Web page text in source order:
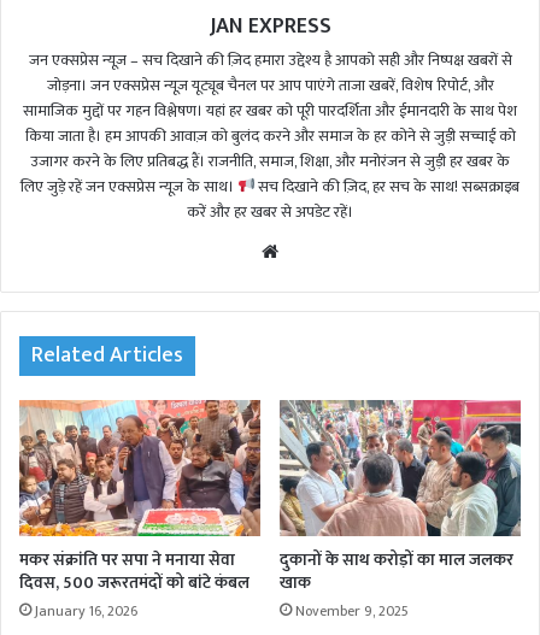
JAN EXPRESS
जन एक्सप्रेस न्यूज़ – सच दिखाने की ज़िद हमारा उद्देश्य है आपको सही और निष्पक्ष खबरों से
जोड़ना। जन एक्सप्रेस न्यूज़ यूट्यूब चैनल पर आप पाएंगे ताजा खबरें, विशेष रिपोर्ट, और
सामाजिक मुद्दों पर गहन विश्लेषण। यहां हर खबर को पूरी पारदर्शिता और ईमानदारी के साथ पेश
किया जाता है। हम आपकी आवाज़ को बुलंद करने और समाज के हर कोने से जुड़ी सच्चाई को
उजागर करने के लिए प्रतिबद्ध हैं। राजनीति, समाज, शिक्षा, और मनोरंजन से जुड़ी हर खबर के
लिए जुड़े रहें जन एक्सप्रेस न्यूज़ के साथ।
सच दिखाने की ज़िद, हर सच के साथ! सब्सक्राइब
करें और हर खबर से अपडेट रहें।
te
Related Articles
मकर संक्रांति पर सपा ने मनाया सेवा
दिवस, 500 जरूरतमंदों को बांटे कंबल
January 16, 2026
दुकानों के साथ करोड़ों का माल जलकर
खाक
November 9, 2025